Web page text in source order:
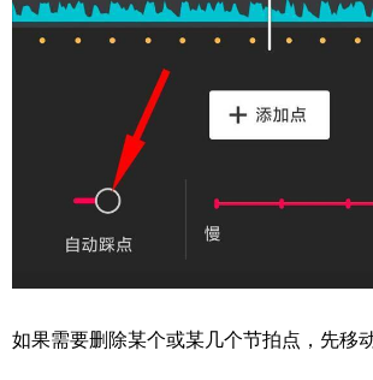
如果需要删除某个或某几个节拍点，先移